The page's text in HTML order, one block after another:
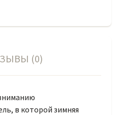
(0)
в которой зимняя